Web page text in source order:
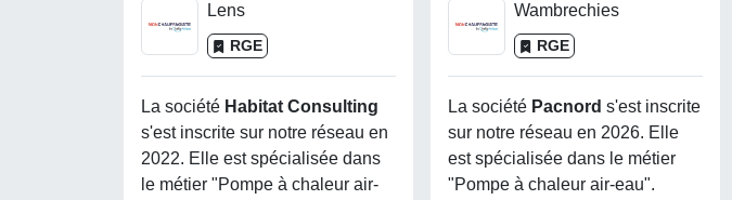
Lens
RGE
La société Habitat Consulting
s'est inscrite sur notre réseau en
2022. Elle est spécialisée dans
le métier "Pompe à chaleur air-
Wambrechies
RGE
La société Pacnord s'est inscrite
sur notre réseau en 2026. Elle
est spécialisée dans le métier
"Pompe à chaleur air-eau".